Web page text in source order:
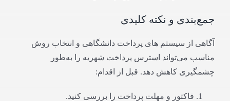
جمع‌بندی و نکته کلیدی
آگاهی از سیستم های پرداخت دانشگاهی و انتخاب روش
مناسب می‌تواند استرس پرداخت شهریه را به‌طور
چشمگیری کاهش دهد. قبل از اقدام:
فاکتور و مهلت پرداخت را بررسی کنید.